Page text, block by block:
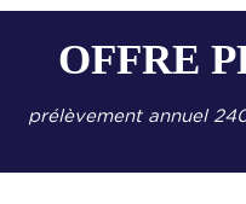
OFFRE
prélèvement annuel